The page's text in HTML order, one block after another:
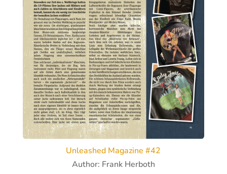
Unleashed Magazine #42
Author: Frank Herboth